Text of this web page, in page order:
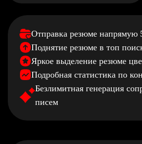
Отправка резюме напрямую
Поднятие резюме в топ
Яркое выделение резюме
Подробная статистика по
Безлимитная генерация
писем